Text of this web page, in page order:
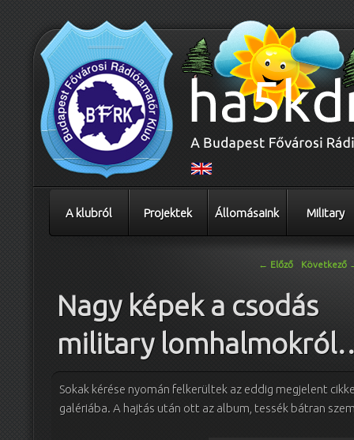
A klubról Projektek Állomásaink Military
← Előző Következő
Nagy képek a csodás
military
Sokak kérése nyomán felkerültek az eddig megjelent
galériába. A hajtás után ott az album, tessék bátran